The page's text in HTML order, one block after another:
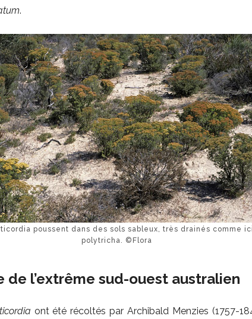
.
poussent dans des sols sableux, très drainés comme
polytricha. ©Flora
de l’extrême sud-ouest australien
ont été récoltés par Archibald Menzies (1757-